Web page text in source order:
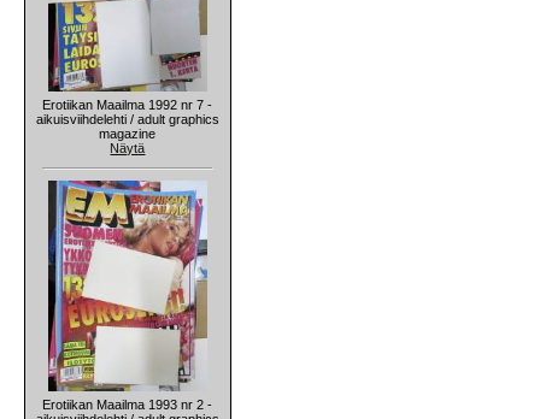
Erotiikan Maailma 1992 nr 7 -
aikuisviihdelehti / adult graphics
magazine
Näytä
Erotiikan Maailma 1993 nr 2 -